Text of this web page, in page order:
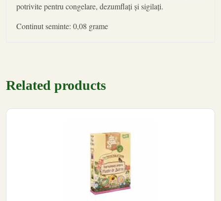
potrivite pentru congelare, dezumflați și sigilați.
Continut seminte: 0,08 grame
Related products